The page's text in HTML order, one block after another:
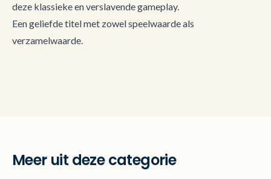
deze klassieke en verslavende gameplay.
Een geliefde titel met zowel speelwaarde als
verzamelwaarde.
Meer uit deze categorie